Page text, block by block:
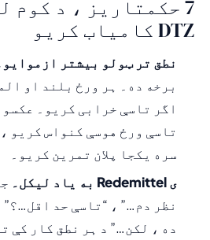
7 حکمتاریز ، د کوم
DTZ کامیاب کریو
نطق تر ټولو بیشتر
برخه ده۔ ہر ورځ بلند او
اگر تاسې خرابی کریو۔
تاسې ورځ هوسې کنواس کریو
سره یکجا پلان تمرین کریو۔
ی Redemittel به یاد لیکل۔
نظر دم…” ، “تاسې حد
ده ، لکن…” د ہر نطق کار کې